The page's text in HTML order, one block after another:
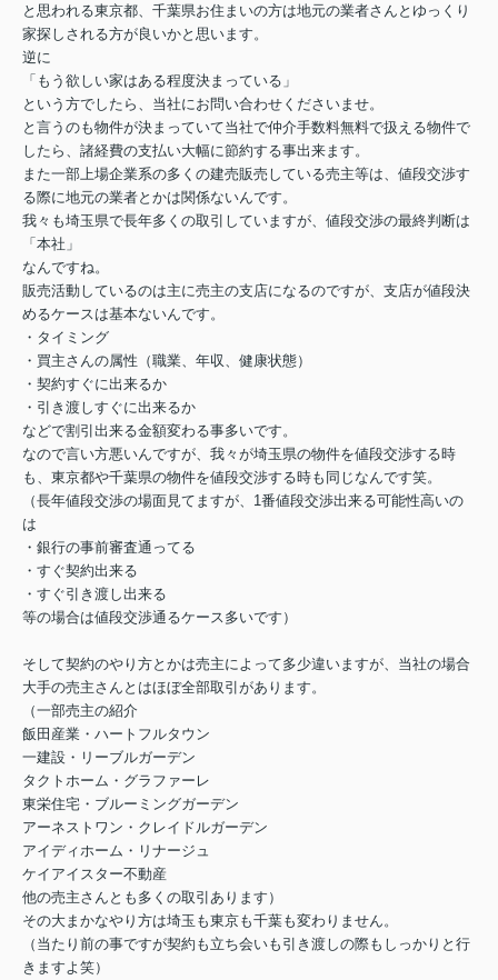
と思われる東京都、千葉県お住まいの方は地元の業者さんとゆっくり
家探しされる方が良いかと思います。
逆に
「もう欲しい家はある程度決まっている」
という方でしたら、当社にお問い合わせくださいませ。
と言うのも物件が決まっていて当社で仲介手数料無料で扱える物件で
したら、諸経費の支払い大幅に節約する事出来ます。
また一部上場企業系の多くの建売販売している売主等は、値段交渉す
る際に地元の業者とかは関係ないんです。
我々も埼玉県で長年多くの取引していますが、値段交渉の最終判断は
「本社」
なんですね。
販売活動しているのは主に売主の支店になるのですが、支店が値段決
めるケースは基本ないんです。
・タイミング
・買主さんの属性（職業、年収、健康状態）
・契約すぐに出来るか
・引き渡しすぐに出来るか
などで割引出来る金額変わる事多いです。
なので言い方悪いんですが、我々が埼玉県の物件を値段交渉する時
も、東京都や千葉県の物件を値段交渉する時も同じなんです笑。
（長年値段交渉の場面見てますが、1番値段交渉出来る可能性高いの
は
・銀行の事前審査通ってる
・すぐ契約出来る
・すぐ引き渡し出来る
等の場合は値段交渉通るケース多いです）
そして契約のやり方とかは売主によって多少違いますが、当社の場合
大手の売主さんとはほぼ全部取引があります。
（一部売主の紹介
飯田産業・ハートフルタウン
一建設・リーブルガーデン
タクトホーム・グラファーレ
東栄住宅・ブルーミングガーデン
アーネストワン・クレイドルガーデン
アイディホーム・リナージュ
ケイアイスター不動産
他の売主さんとも多くの取引あります）
その大まかなやり方は埼玉も東京も千葉も変わりません。
（当たり前の事ですが契約も立ち会いも引き渡しの際もしっかりと行
きますよ笑）